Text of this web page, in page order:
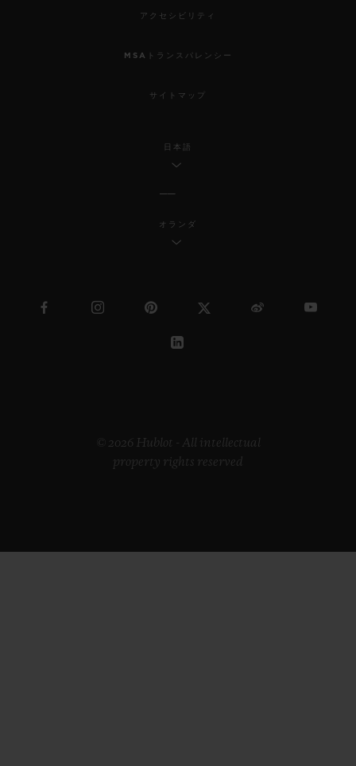
アクセシビリティ
MSAトランスパレンシー
サイトマップ
日本語
オランダ
© 2026 Hublot - All intellectual
property rights reserved